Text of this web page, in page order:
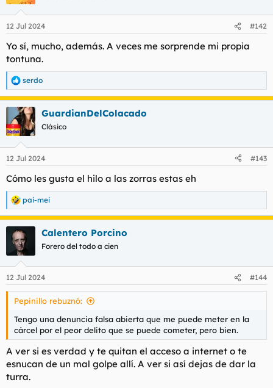
12 Jul 2024 #142
Yo sí, mucho, además. A veces me sorprende mi propia
tontuna.
R
e
a
c
i
e
:
serdo
GuardianDelColacado
Clásico
12 Jul 2024 #143
Cómo les gusta el hilo a las zorras estas eh
R
e
a
c
c
i
e
s
pai-mei
Calentero Porcino
Forero del todo a cien
12 Jul 2024 #144
Pepinillo rebuznó:
Tengo una denuncia falsa abierta que me puede meter en la
cárcel por el peor delito que se puede cometer, pero bien.
A ver si es verdad y te quitan el acceso a internet o te
esnucan de un mal golpe allí. A ver si así dejas de dar la
turra.